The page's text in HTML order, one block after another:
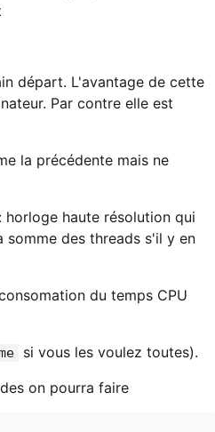
départ. L'avantage de cette
Par contre elle est
la précédente mais ne
horloge haute résolution qui
somme des threads s'il y en
du temps CPU
si vous les voulez toutes).
on pourra faire